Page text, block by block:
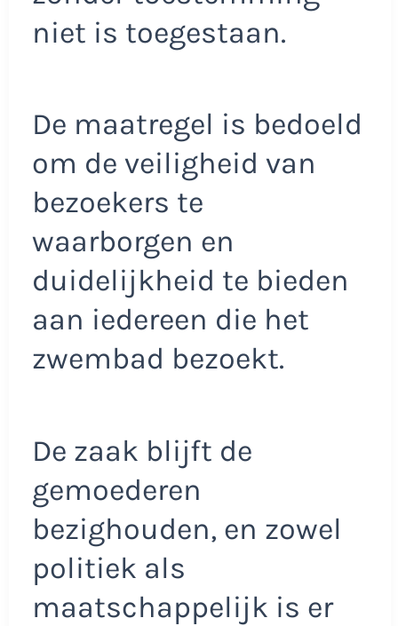
niet is toegestaan.
De maatregel is bedoeld
om de veiligheid van
bezoekers te
waarborgen en
duidelijkheid te bieden
aan iedereen die het
zwembad bezoekt.
De zaak blijft de
gemoederen
bezighouden, en zowel
politiek als
maatschappelijk is er